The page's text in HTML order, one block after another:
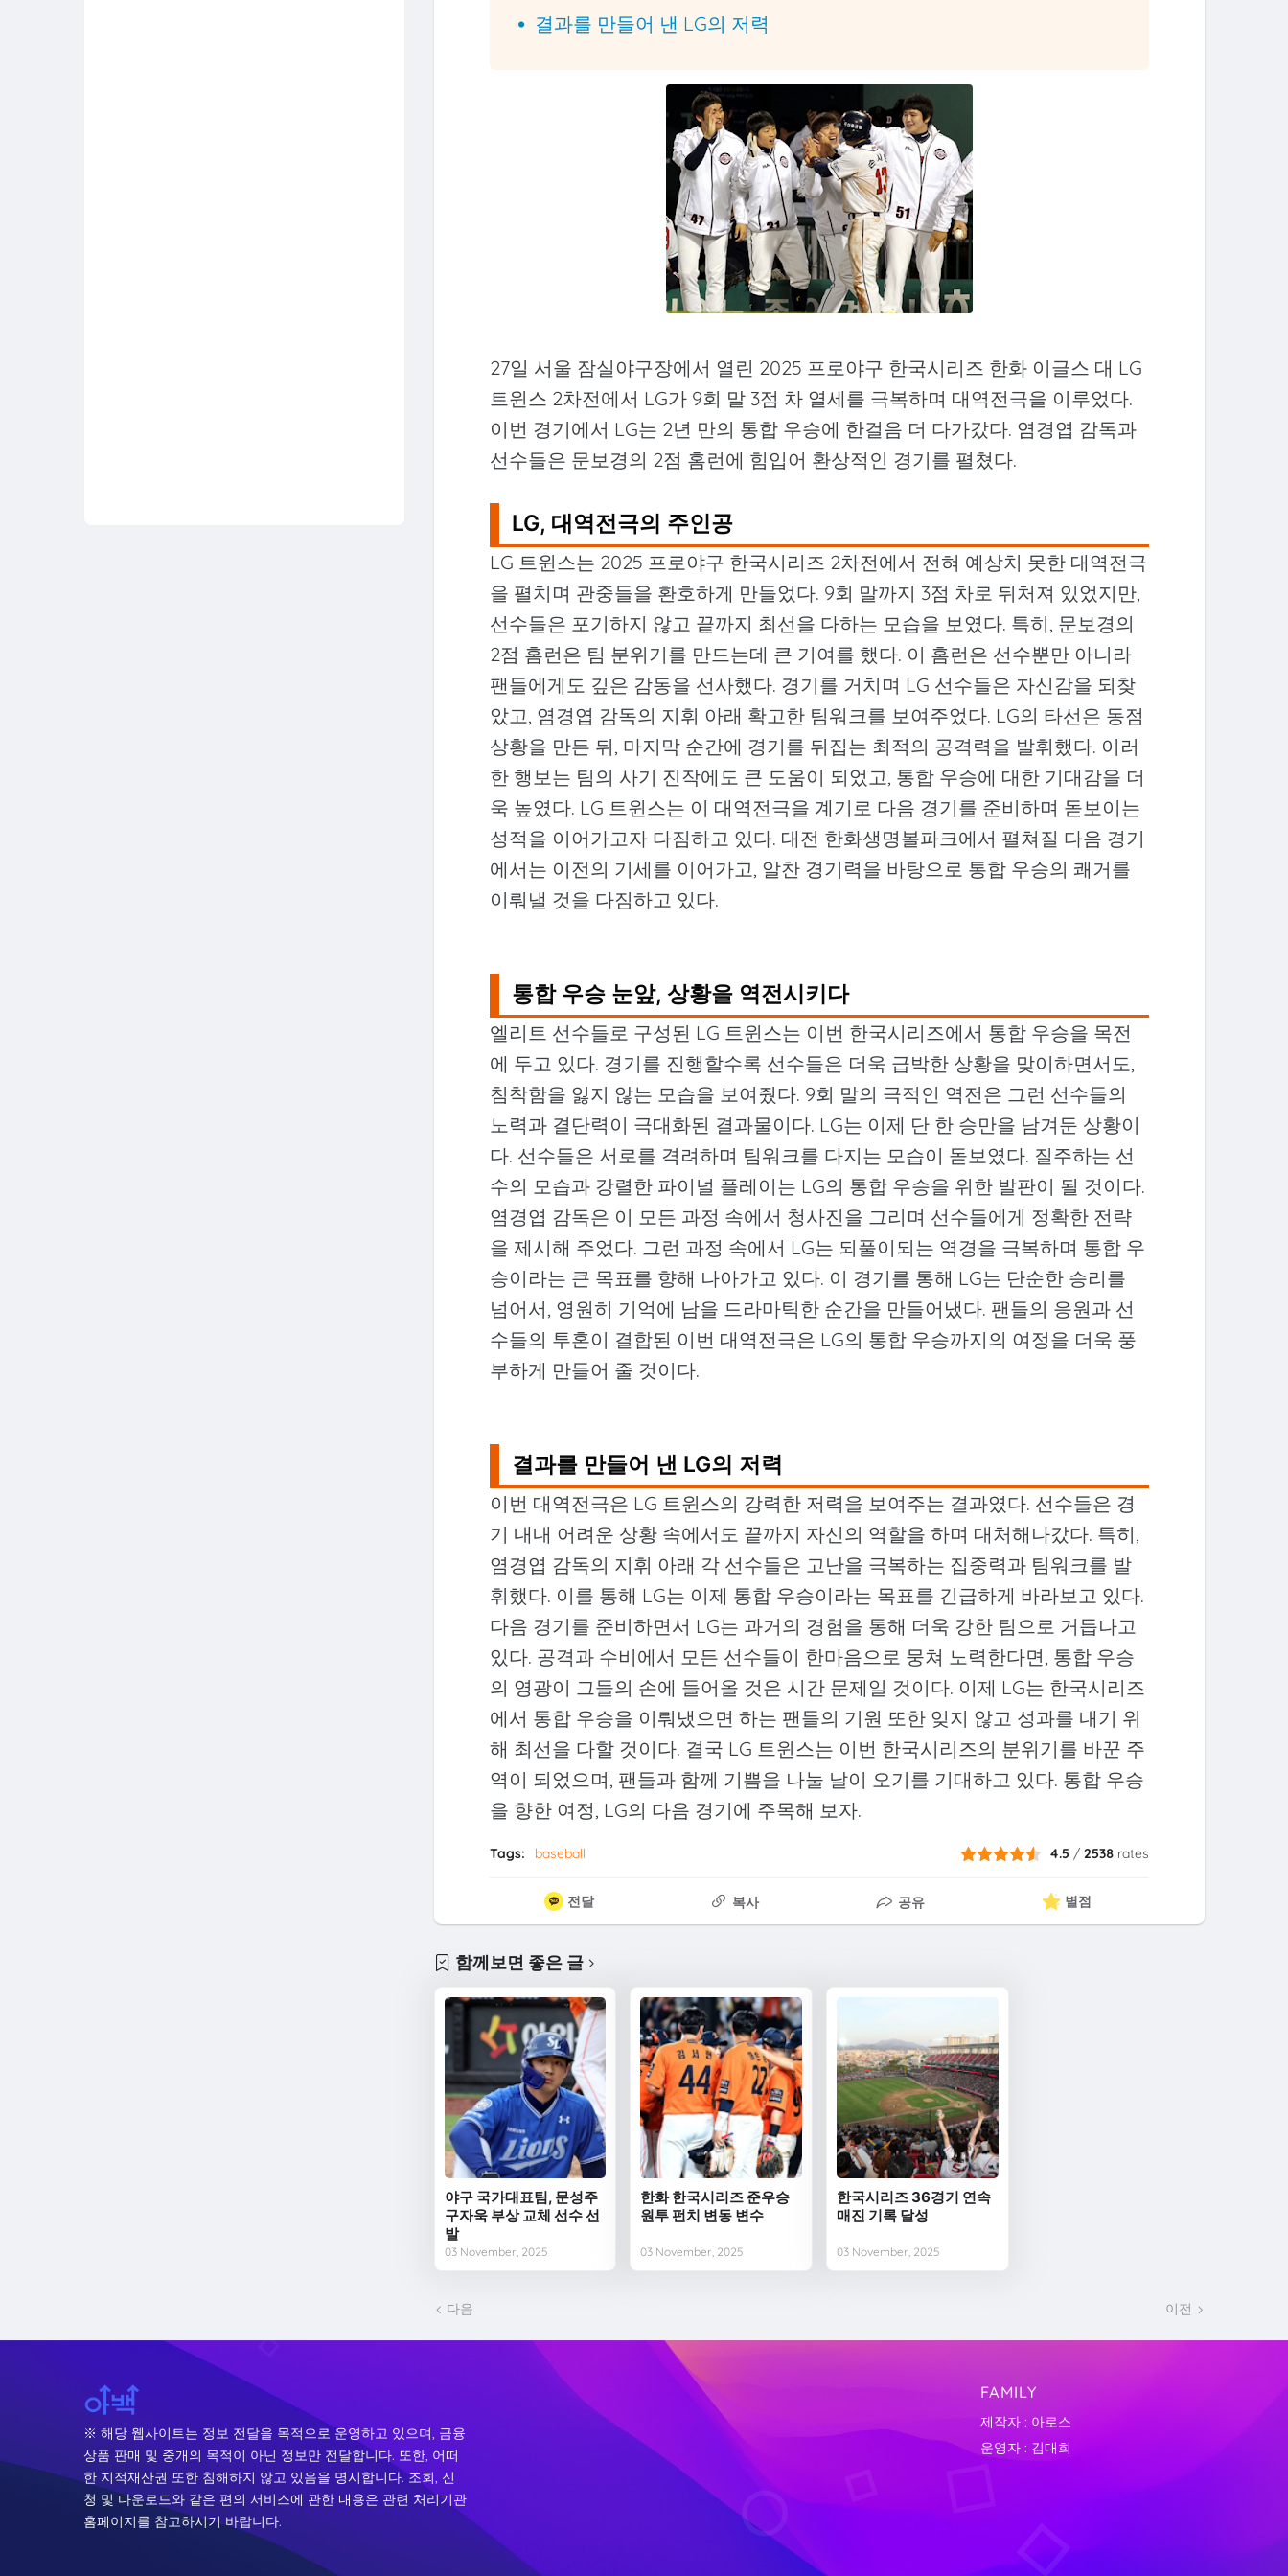
결과를 만들어 낸 LG의 저력
27일 서울 잠실야구장에서 열린 2025 프로야구 한국시리즈 한화 이글스 대 LG
트윈스 2차전에서 LG가 9회 말 3점 차 열세를 극복하며 대역전극을 이루었다.
이번 경기에서 LG는 2년 만의 통합 우승에 한걸음 더 다가갔다. 염경엽 감독과
선수들은 문보경의 2점 홈런에 힘입어 환상적인 경기를 펼쳤다.
LG, 대역전극의 주인공
LG 트윈스는 2025 프로야구 한국시리즈 2차전에서 전혀 예상치 못한 대역전극
을 펼치며 관중들을 환호하게 만들었다. 9회 말까지 3점 차로 뒤처져 있었지만,
선수들은 포기하지 않고 끝까지 최선을 다하는 모습을 보였다. 특히, 문보경의
2점 홈런은 팀 분위기를 만드는데 큰 기여를 했다. 이 홈런은 선수뿐만 아니라
팬들에게도 깊은 감동을 선사했다. 경기를 거치며 LG 선수들은 자신감을 되찾
았고, 염경엽 감독의 지휘 아래 확고한 팀워크를 보여주었다. LG의 타선은 동점
상황을 만든 뒤, 마지막 순간에 경기를 뒤집는 최적의 공격력을 발휘했다. 이러
한 행보는 팀의 사기 진작에도 큰 도움이 되었고, 통합 우승에 대한 기대감을 더
욱 높였다. LG 트윈스는 이 대역전극을 계기로 다음 경기를 준비하며 돋보이는
성적을 이어가고자 다짐하고 있다. 대전 한화생명볼파크에서 펼쳐질 다음 경기
에서는 이전의 기세를 이어가고, 알찬 경기력을 바탕으로 통합 우승의 쾌거를
이뤄낼 것을 다짐하고 있다.
통합 우승 눈앞, 상황을 역전시키다
엘리트 선수들로 구성된 LG 트윈스는 이번 한국시리즈에서 통합 우승을 목전
에 두고 있다. 경기를 진행할수록 선수들은 더욱 급박한 상황을 맞이하면서도,
침착함을 잃지 않는 모습을 보여줬다. 9회 말의 극적인 역전은 그런 선수들의
노력과 결단력이 극대화된 결과물이다. LG는 이제 단 한 승만을 남겨둔 상황이
다. 선수들은 서로를 격려하며 팀워크를 다지는 모습이 돋보였다. 질주하는 선
수의 모습과 강렬한 파이널 플레이는 LG의 통합 우승을 위한 발판이 될 것이다.
염경엽 감독은 이 모든 과정 속에서 청사진을 그리며 선수들에게 정확한 전략
을 제시해 주었다. 그런 과정 속에서 LG는 되풀이되는 역경을 극복하며 통합 우
승이라는 큰 목표를 향해 나아가고 있다. 이 경기를 통해 LG는 단순한 승리를
넘어서, 영원히 기억에 남을 드라마틱한 순간을 만들어냈다. 팬들의 응원과 선
수들의 투혼이 결합된 이번 대역전극은 LG의 통합 우승까지의 여정을 더욱 풍
부하게 만들어 줄 것이다.
결과를 만들어 낸 LG의 저력
이번 대역전극은 LG 트윈스의 강력한 저력을 보여주는 결과였다. 선수들은 경
기 내내 어려운 상황 속에서도 끝까지 자신의 역할을 하며 대처해나갔다. 특히,
염경엽 감독의 지휘 아래 각 선수들은 고난을 극복하는 집중력과 팀워크를 발
휘했다. 이를 통해 LG는 이제 통합 우승이라는 목표를 긴급하게 바라보고 있다.
다음 경기를 준비하면서 LG는 과거의 경험을 통해 더욱 강한 팀으로 거듭나고
있다. 공격과 수비에서 모든 선수들이 한마음으로 뭉쳐 노력한다면, 통합 우승
의 영광이 그들의 손에 들어올 것은 시간 문제일 것이다. 이제 LG는 한국시리즈
에서 통합 우승을 이뤄냈으면 하는 팬들의 기원 또한 잊지 않고 성과를 내기 위
해 최선을 다할 것이다. 결국 LG 트윈스는 이번 한국시리즈의 분위기를 바꾼 주
역이 되었으며, 팬들과 함께 기쁨을 나눌 날이 오기를 기대하고 있다. 통합 우승
을 향한 여정, LG의 다음 경기에 주목해 보자.
Tags: baseball 4.5 /2538 rates
전달 복사 공유 별점
함께보면 좋은 글
야구 국가대표팀, 문성주
구자욱 부상 교체 선수 선
발
03 November, 2025
한화 한국시리즈 준우승
원투 펀치 변동 변수
03 November, 2025
한국시리즈 36경기 연속
매진 기록 달성
03 November, 2025
다음 이전
※ 해당 웹사이트는 정보 전달을 목적으로 운영하고 있으며, 금융
상품 판매 및 중개의 목적이 아닌 정보만 전달합니다. 또한, 어떠
한 지적재산권 또한 침해하지 않고 있음을 명시합니다. 조회, 신
청 및 다운로드와 같은 편의 서비스에 관한 내용은 관련 처리기관
홈페이지를 참고하시기 바랍니다.
FAMILY
제작자 : 아로스
운영자 : 김대희